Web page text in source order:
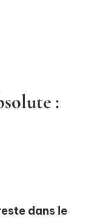
:
dans le